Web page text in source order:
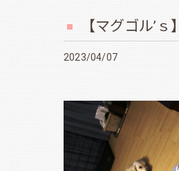
【マグゴル’
2023/04/07